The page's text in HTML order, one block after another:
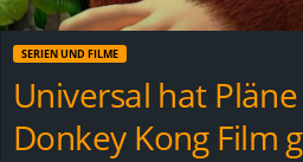
n
SERIEN UND FILME
Universal hat
Donkey Kong Film